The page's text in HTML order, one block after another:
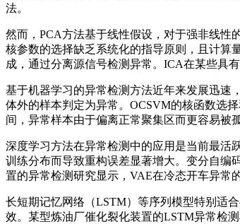
法。
然而，PCA方法基于线性假设，对于强非线性
核参数的选择缺乏系统化的指导原则，且计算
成，通过分离源信号检测异常。ICA在某些具
基于机器学习的异常检测方法近年来发展迅速
体外的样本判定为异常。OCSVM的核函数选
间，异常样本由于偏离正常聚集区而更容易被
深度学习方法在异常检测中的应用是当前最活
训练分布而导致重构误差显著增大。变分自编
置的异常检测研究显示，VAE在冷态开车异常
长短期记忆网络（LSTM）等序列模型特别适
效。某型炼油厂催化裂化装置的LSTM异常检